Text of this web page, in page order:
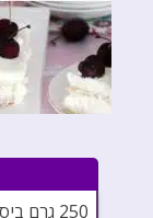
250 גרם ביסקוויטים